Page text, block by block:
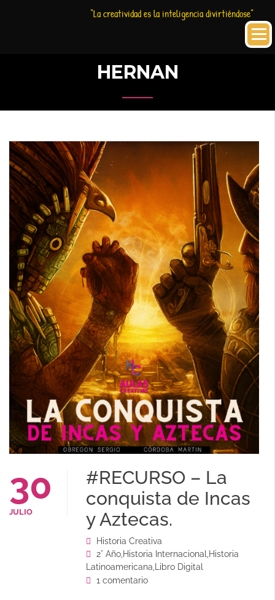
“La creatividad es la inteligencia divirtiéndose”
HERNAN
30
JULIO
#RECURSO – La
conquista de Incas
y Aztecas.
Historia Creativa
2° Año Historia Internacional
Historia
Latinoamericana
Libro Digital
1 comentario